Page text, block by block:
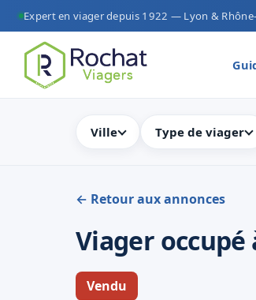
Expert en viager depuis 1922 — Lyon &
Ville Type de viager
← Retour aux annonces
Viager occupé
Vendu